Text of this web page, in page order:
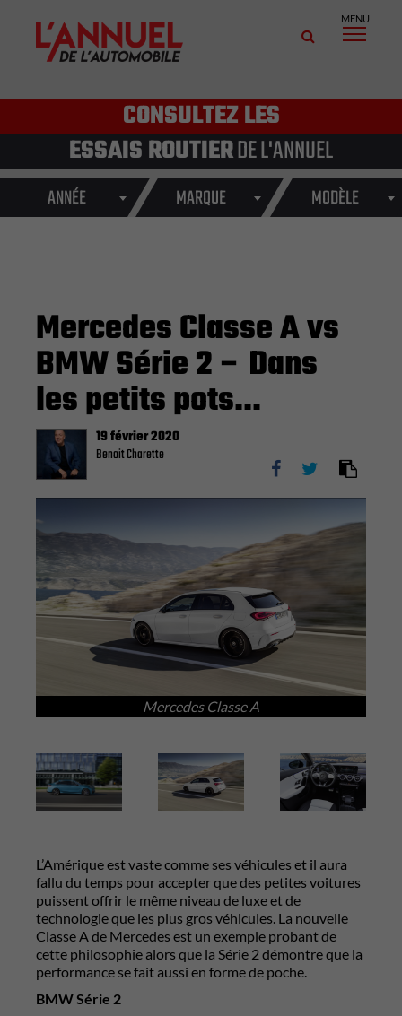
MENU
CONSULTEZ LES
ESSAIS ROUTIERDE L'ANNUEL
ANNÉE MARQUE MODÈLE
Mercedes Classe A vs
BMW Série 2 – Dans
les petits pots…
19 février 2020
Benoit Charette
Mercedes Classe A
L’Amérique est vaste comme ses véhicules et il aura
fallu du temps pour accepter que des petites voitures
puissent offrir le même niveau de luxe et de
technologie que les plus gros véhicules. La nouvelle
Classe A de Mercedes est un exemple probant de
cette philosophie alors que la Série 2 démontre que la
performance se fait aussi en forme de poche.
BMW Série 2